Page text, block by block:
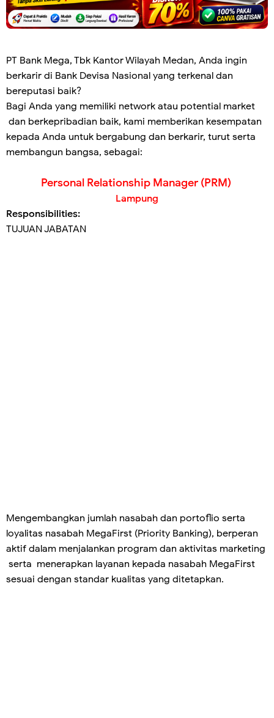
PT Bank Mega, Tbk Kantor Wilayah Medan, Anda ingin
berkarir di Bank Devisa Nasional yang terkenal dan
bereputasi baik?
Bagi Anda yang memiliki network atau potential market
dan berkepribadian baik, kami memberikan kesempatan
kepada Anda untuk bergabung dan berkarir, turut serta
membangun bangsa, sebagai:
Personal Relationship Manager (PRM)
Lampung
Responsibilities:
TUJUAN JABATAN
Mengembangkan jumlah nasabah dan portoflio serta
loyalitas nasabah MegaFirst (Priority Banking), berperan
aktif dalam menjalankan program dan aktivitas marketing
serta menerapkan layanan kepada nasabah MegaFirst
sesuai dengan standar kualitas yang ditetapkan.